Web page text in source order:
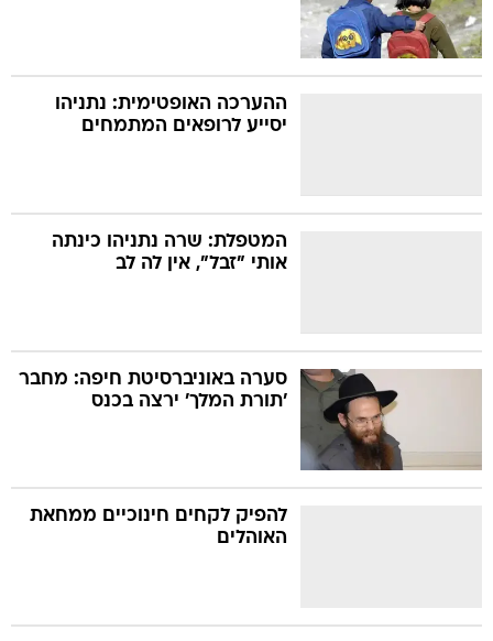
ההערכה האופטימית: נתניהו
יסייע לרופאים המתמחים
המטפלת: שרה נתניהו כינתה
אותי "זבל", אין לה לב
סערה באוניברסיטת חיפה: מחבר
'תורת המלך' ירצה בכנס
להפיק לקחים חינוכיים ממחאת
האוהלים